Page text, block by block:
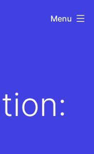
Menu